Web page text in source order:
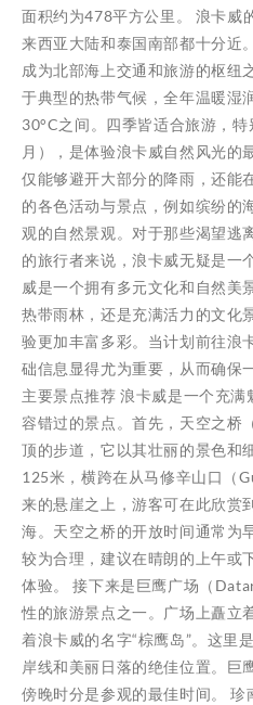
面积约为478平方公里。 浪卡威
来西亚大陆和泰国南部都十分近
成为北部海上交通和旅游的枢纽
于典型的热带气候，全年温暖湿
30°C之间。四季皆适合旅游，
月），是体验浪卡威自然风光的
仅能够避开大部分的降雨，还能
的各色活动与景点，例如缤纷的
观的自然景观。对于那些渴望逃
的旅行者来说，浪卡威无疑是一
威是一个拥有多元文化和自然美
热带雨林，还是充满活力的文化
验更加丰富多彩。当计划前往浪
础信息显得尤为重要，从而确保
主要景点推荐 浪卡威是一个充
容错过的景点。首先，天空之桥
顶的步道，它以其壮丽的景色和
125米，横跨在从马修辛山口（
来的悬崖之上，游客可在此欣赏
海。天空之桥的开放时间通常为
较为合理，建议在晴朗的上午或
体验。 接下来是巨鹰广场（
性的旅游景点之一。广场上矗立
着浪卡威的名字“棕鹰岛”。这里
岸线和美丽日落的绝佳位置。巨
傍晚时分是参观的最佳时间。